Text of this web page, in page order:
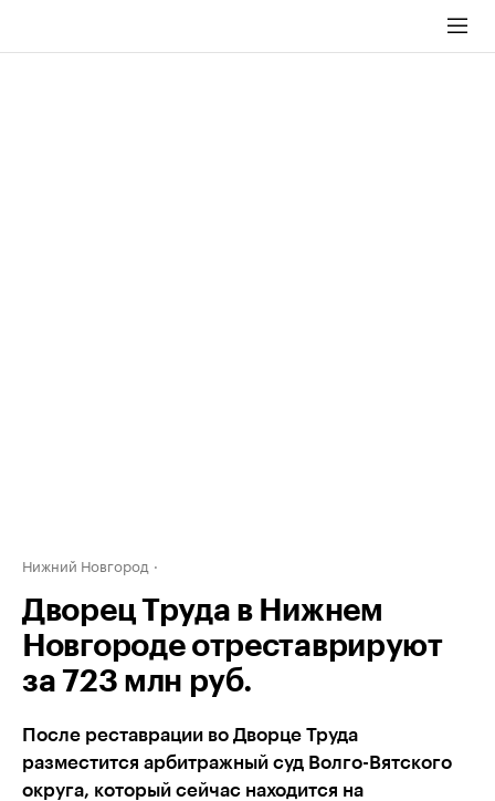
Нижний Новгород
Дворец Труда в Нижнем
Новгороде отреставрируют
за 723 млн руб.
После реставрации во Дворце Труда
разместится арбитражный суд Волго-Вятского
округа, который сейчас находится на